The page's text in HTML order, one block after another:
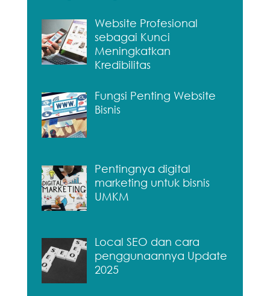
Website Profesional
sebagai Kunci
Meningkatkan
Kredibilitas
Fungsi Penting Website
Bisnis
Pentingnya digital
marketing untuk bisnis
UMKM
Local SEO dan cara
penggunaannya Update
2025